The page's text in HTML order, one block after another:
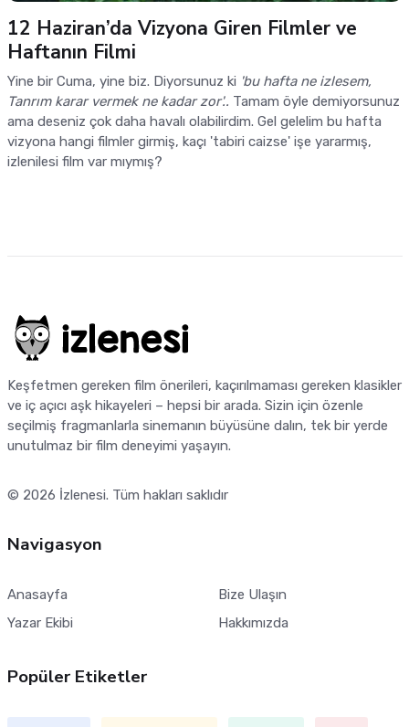
12 Haziran’da Vizyona Giren Filmler ve
Haftanın Filmi
Yine bir Cuma, yine biz. Diyorsunuz ki 'bu hafta ne izlesem,
Tanrım karar vermek ne kadar zor'.. Tamam öyle demiyorsunuz
ama deseniz çok daha havalı olabilirdim. Gel gelelim bu hafta
vizyona hangi filmler girmiş, kaçı 'tabiri caizse' işe yararmış,
izlenilesi film var mıymış?
Keşfetmen gereken film önerileri, kaçırılmaması gereken klasikler
ve iç açıcı aşk hikayeleri – hepsi bir arada. Sizin için özenle
seçilmiş fragmanlarla sinemanın büyüsüne dalın, tek bir yerde
unutulmaz bir film deneyimi yaşayın.
© 2026 İzlenesi. Tüm hakları saklıdır
Navigasyon
Anasayfa
Yazar Ekibi
Bize Ulaşın
Hakkımızda
Popüler Etiketler